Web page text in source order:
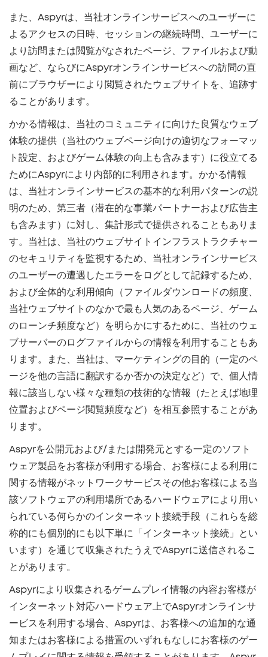
また、Aspyrは、当社オンラインサービスへのユーザーに
よるアクセスの日時、セッションの継続時間、ユーザーに
より訪問または閲覧がなされたページ、ファイルおよび動
画など、ならびにAspyrオンラインサービスへの訪問の直
前にブラウザーにより閲覧されたウェブサイトを、追跡す
ることがあります。
かかる情報は、当社のコミュニティに向けた良質なウェブ
体験の提供（当社のウェブページ向けの適切なフォーマッ
ト設定、およびゲーム体験の向上も含みます）に役立てる
ためにAspyrにより内部的に利用されます。かかる情報
は、当社オンラインサービスの基本的な利用パターンの説
明のため、第三者（潜在的な事業パートナーおよび広告主
も含みます）に対し、集計形式で提供されることもありま
す。当社は、当社のウェブサイトインフラストラクチャー
のセキュリティを監視するため、当社オンラインサービス
のユーザーの遭遇したエラーをログとして記録するため、
および全体的な利用傾向（ファイルダウンロードの頻度、
当社ウェブサイトのなかで最も人気のあるページ、ゲーム
のローンチ頻度など）を明らかにするために、当社のウェ
ブサーバーのログファイルからの情報を利用することもあ
ります。また、当社は、マーケティングの目的（一定のペ
ージを他の言語に翻訳するか否かの決定など）で、個人情
報に該当しない様々な種類の技術的な情報（たとえば地理
位置およびページ閲覧頻度など）を相互参照することがあ
ります。
Aspyrを公開元および/または開発元とする一定のソフト
ウェア製品をお客様が利用する場合、お客様による利用に
関する情報がネットワークサービスその他お客様による当
該ソフトウェアの利用場所であるハードウェアにより用い
られている何らかのインターネット接続手段（これらを総
称的にも個別的にも以下単に「インターネット接続」とい
います）を通じて収集されたうえでAspyrに送信されるこ
とがあります。
Aspyrにより収集されるゲームプレイ情報の内容お客様が
インターネット対応ハードウェア上でAspyrオンラインサ
ービスを利用する場合、Aspyrは、お客様への追加的な通
知またはお客様による措置のいずれもなしにお客様のゲー